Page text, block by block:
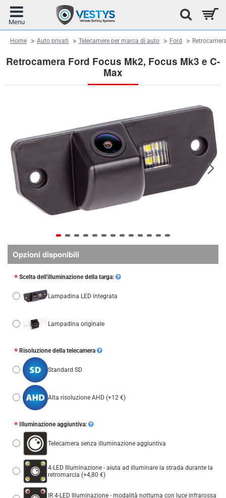
Retrocamera Ford Focus Mk2, Focus Mk3 e C-
Max
HomehomeAuto privati Telecamere per marca di auto Ford
Opzioni disponibili
Scelta dell'illuminazione della targa:
Lampadina LED integrata
Lampadina originale
Risoluzione della telecamera
Standard SD
Alta risoluzione AHD (+12 €)
Illuminazione aggiuntiva:
Telecamera senza illuminazione aggiuntiva
4-LED Illuminazione - aiuta ad illuminare la strada durante la
retromarcia (+4,80 €)
IR 4-LED Illuminazione - modalità notturna con luce infrarossa